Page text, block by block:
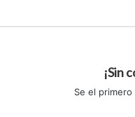
¡Sin
Se el